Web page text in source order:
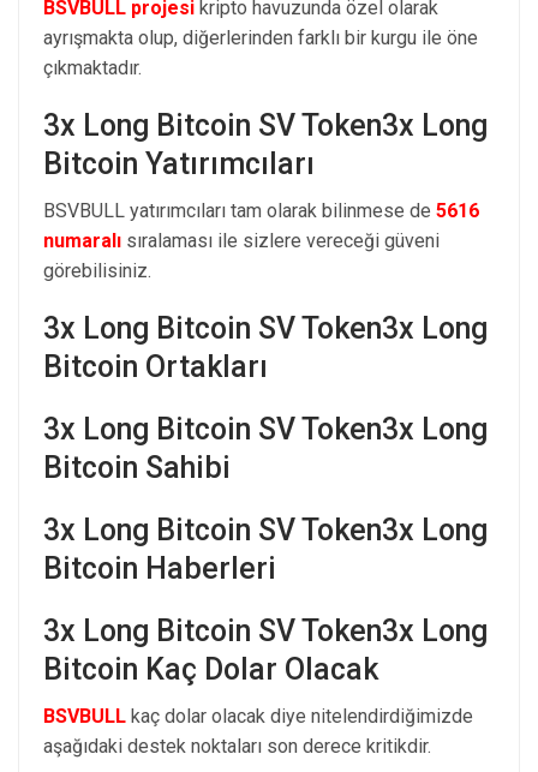
BSVBULL projesi kripto havuzunda özel olarak
ayrışmakta olup, diğerlerinden farklı bir kurgu ile öne
çıkmaktadır.
3x Long Bitcoin SV Token3x Long
Bitcoin Yatırımcıları
BSVBULL yatırımcıları tam olarak bilinmese de 5616
numaralı sıralaması ile sizlere vereceği güveni
görebilisiniz.
3x Long Bitcoin SV Token3x Long
Bitcoin Ortakları
3x Long Bitcoin SV Token3x Long
Bitcoin Sahibi
3x Long Bitcoin SV Token3x Long
Bitcoin Haberleri
3x Long Bitcoin SV Token3x Long
Bitcoin Kaç Dolar Olacak
BSVBULL kaç dolar olacak diye nitelendirdiğimizde
aşağıdaki destek noktaları son derece kritikdir.